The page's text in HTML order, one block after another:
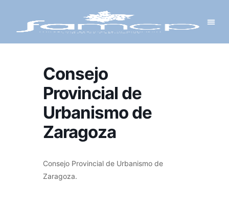
Consejo
Provincial de
Urbanismo de
Zaragoza
Consejo Provincial de Urbanismo de
Zaragoza.